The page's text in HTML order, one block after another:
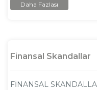
Daha Fazlası
Finansal Skandallar
FİNANSAL